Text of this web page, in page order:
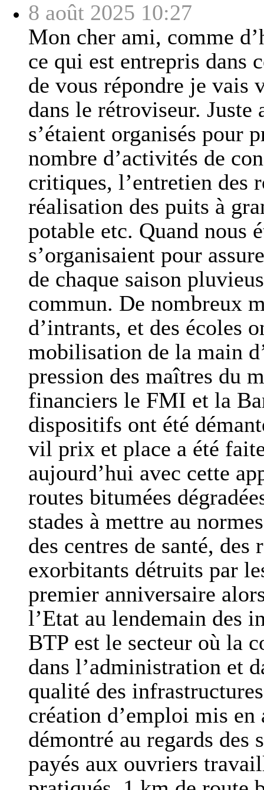
8 août 2025 10:27
Mon cher ami, comme
ce qui est entrepris dans
de vous répondre je vais
dans le rétroviseur. Juste
s’étaient organisés pour
nombre d’activités de
critiques, l’entretien des
réalisation des puits à
potable etc. Quand nous
s’organisaient pour
de chaque saison
commun. De nombreux
d’intrants, et des écoles
mobilisation de la main
pression des maîtres du
financiers le FMI et la
dispositifs ont été
vil prix et place a été
aujourd’hui avec cette
routes bitumées
stades à mettre au
des centres de santé,
exorbitants détruits par
premier anniversaire
l’Etat au lendemain des
BTP est le secteur où la
dans l’administration et
qualité des
création d’emploi mis en
démontré au regards des
payés aux ouvriers